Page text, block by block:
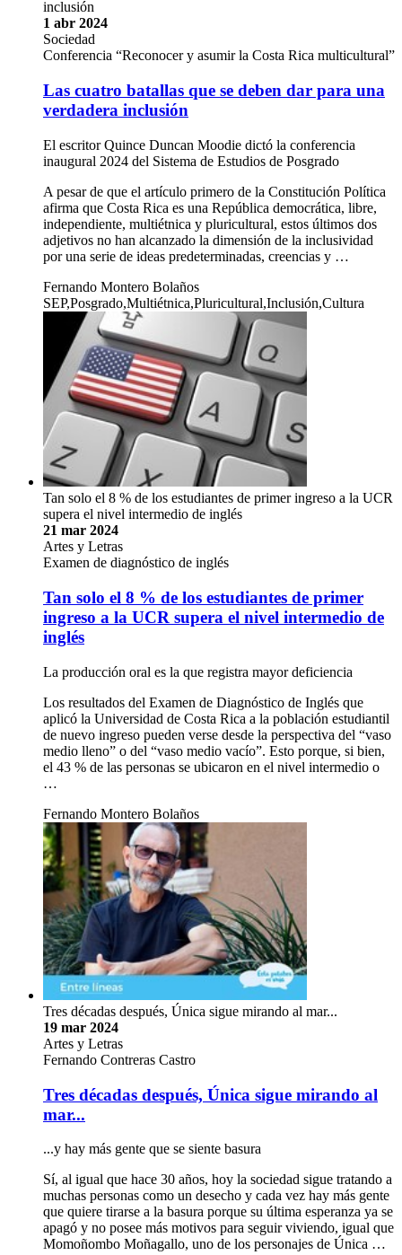
inclusión
1 abr 2024
Sociedad
Conferencia “Reconocer y asumir la Costa Rica multicultural”
Las cuatro batallas que se deben dar para una
verdadera inclusión
El escritor Quince Duncan Moodie dictó la conferencia
inaugural 2024 del Sistema de Estudios de Posgrado
A pesar de que el artículo primero de la Constitución Política
afirma que Costa Rica es una República democrática, libre,
independiente, multiétnica y pluricultural, estos últimos dos
adjetivos no han alcanzado la dimensión de la inclusividad
por una serie de ideas predeterminadas, creencias y …
Fernando Montero Bolaños
SEP,Posgrado,Multiétnica,Pluricultural,Inclusión,Cultura
Tan solo el 8 % de los estudiantes de primer ingreso a la UCR
supera el nivel intermedio de inglés
21 mar 2024
Artes y Letras
Examen de diagnóstico de inglés
Tan solo el 8 % de los estudiantes de primer
ingreso a la UCR supera el nivel intermedio de
inglés
La producción oral es la que registra mayor deficiencia
Los resultados del Examen de Diagnóstico de Inglés que
aplicó la Universidad de Costa Rica a la población estudiantil
de nuevo ingreso pueden verse desde la perspectiva del “vaso
medio lleno” o del “vaso medio vacío”. Esto porque, si bien,
el 43 % de las personas se ubicaron en el nivel intermedio o
…
Fernando Montero Bolaños
Tres décadas después, Única sigue mirando al mar...
19 mar 2024
Artes y Letras
Fernando Contreras Castro
Tres décadas después, Única sigue mirando al
mar...
...y hay más gente que se siente basura
Sí, al igual que hace 30 años, hoy la sociedad sigue tratando a
muchas personas como un desecho y cada vez hay más gente
que quiere tirarse a la basura porque su última esperanza ya se
apagó y no posee más motivos para seguir viviendo, igual que
Momoñombo Moñagallo, uno de los personajes de Única …